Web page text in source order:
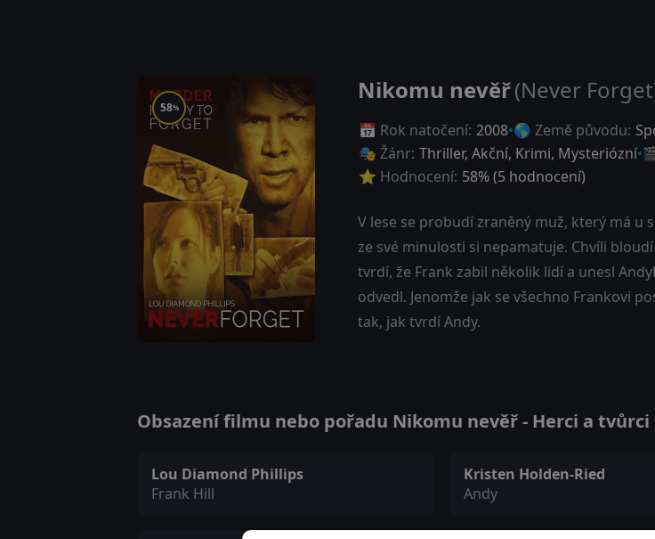
58%
Nikomu nevěř(Never
📅 Rok natočení: 2008 🌎 Země původu:
🎭 Žánr: Thriller, Akční, Krimi, Mysteriózní
⭐ Hodnocení: 58% (5 hodnocení)
V lese se probudí zraněný muž, který má u
ze své minulosti si nepamatuje. Chvíli
tvrdí, že Frank zabil několik lidí a unesl
odvedl. Jenomže jak se všechno Frankovi
tak, jak tvrdí Andy.
Obsazení filmu nebo pořadu Nikomu nevěř - Herci a tvůrci
Lou Diamond Phillips
Frank Hill
Kristen Holden-Ried
Andy